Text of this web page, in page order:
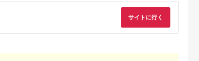
ティ (利用券 1名様分)
5.0
北海道 富良野市
北海道富良野市 日本
旅行 地域限定旅行ク
ーポン90,000円分
5.0
長野県 塩尻市
信州健康ランド ギフ
ト券（1000円券×9
枚） | 信州健康ラン
ン 施設 宿泊 家族連
サイトに行く